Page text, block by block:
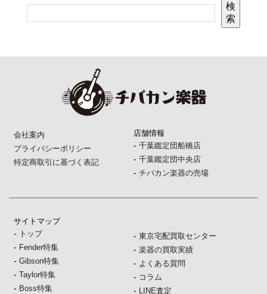
検
索
会社案内
プライバシーポリシー
特定商取引に基づく表記
店舗情報
- 千葉鑑定団船橋店
- 千葉鑑定団中央店
- チバカン楽器の売場
サイトマップ
- トップ
- Fender特集
-Gibson特集
-Taylor特集
- Boss特集
- 東京宅配買取センター
- 楽器の買取実績
- よくある質問
- コラム
- LINE査定